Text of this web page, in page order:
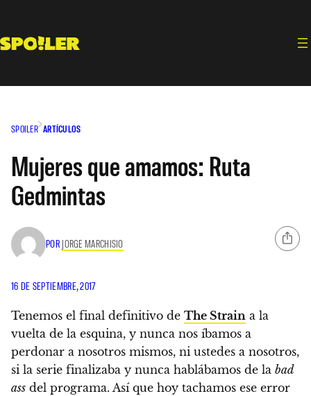
contenido
SPOILER ARTÍCULOS
Mujeres que amamos: Ruta
Gedmintas
POR JORGE MARCHISIO
16 DE SEPTIEMBRE, 2017
Tenemos el final definitivo de The Strain a la
vuelta de la esquina, y nunca nos íbamos a
perdonar a nosotros mismos, ni ustedes a nosotros,
si la serie finalizaba y nunca hablábamos de la bad
ass del programa. Así que hoy tachamos ese error